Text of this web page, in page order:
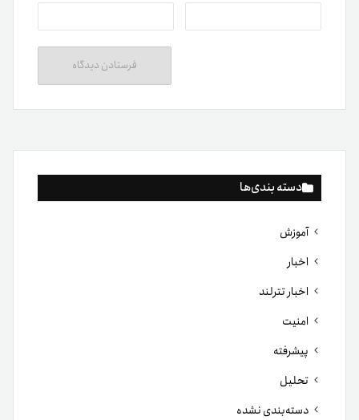
دسته بندی‌ها
آموزش
اخبار
اخبار تترلند
امنیت
پیشرفته
تحلیل
دسته‌بندی نشده